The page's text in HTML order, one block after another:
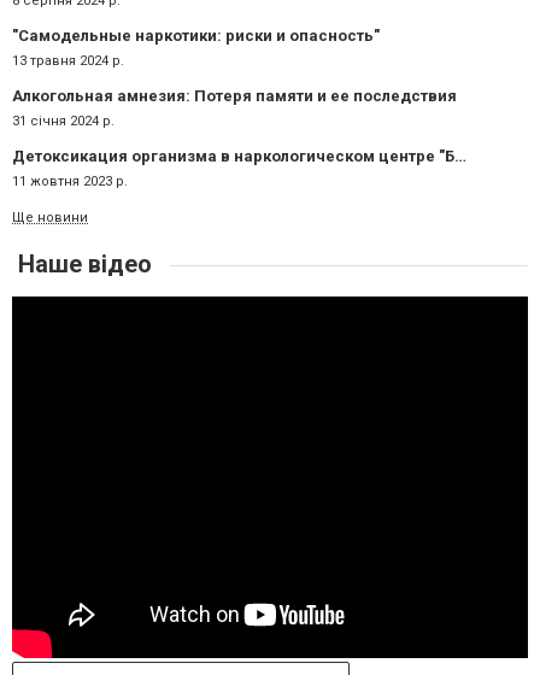
"Самодельные наркотики: риски и опасность"
13 травня 2024 р.
Алкогольная амнезия: Потеря памяти и ее последствия
31 січня 2024 р.
Детоксикация организма в наркологическом центре "Брик": путь к новой жизни
11 жовтня 2023 р.
Ще новини
Наше відео